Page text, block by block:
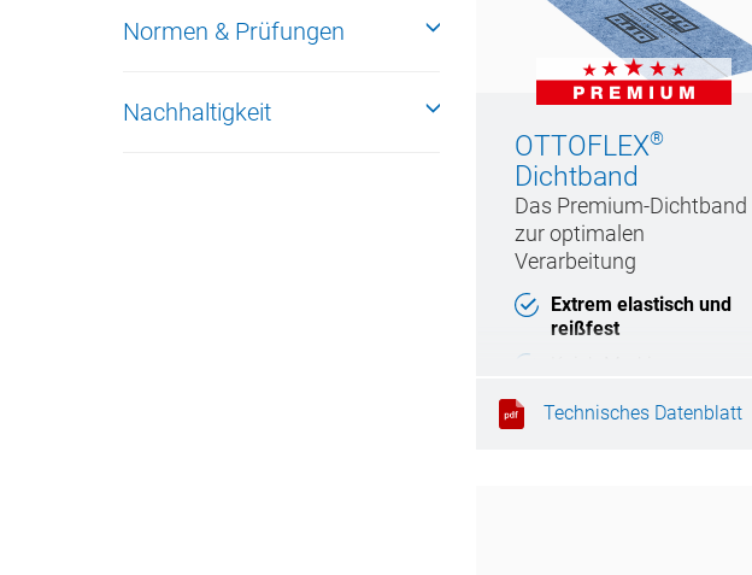
Normen & Prüfungen
Nachhaltigkeit
OTTOFLEX®
Dichtband
Das Premium-Dichtband
zur optimalen
Verarbeitung
Extrem elastisch und
reißfest
Praktische Meter-
Technisches Datenblatt